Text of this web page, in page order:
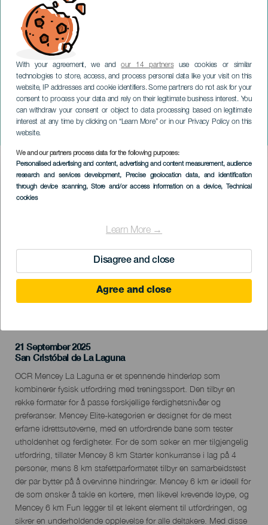
With your agreement, we andour 14 partnersuse cookies or similar
technologies to store, access, and process personal data like your visit on this
website, IP addresses and cookie identifiers. Some partners do not ask for your
consent to process your data and rely on their legitimate business interest. You
can withdraw your consent or object to data processing based on legitimate
interest at any time by clicking on “Learn More” or in our Privacy Policy on this
website.
We and our partners process data for the following purposes:
Personalised advertising and content, advertising and content measurement, audience
research and services development, Precise geolocation data, and identification
through device scanning, Store and/or access information on a device, Technical
cookies
Learn More →
Disagree and close
Agree and close
OCR Mencey La Laguna
TENERIFE
Imagen
Listado
21 September 2025
Localidad
San Cristóbal de La Laguna
Descripción
del
evento
OCR Mencey La Laguna er et spennende hinderløp som
kombinerer fysisk utfordring med treningssport. Den tilbyr en
rekke formater for å passe forskjellige ferdighetsnivåer og
preferanser. Mencey Elite-kategorien er designet for de mest
erfarne idrettsutøverne, med en utfordrende bane som tester
utholdenhet og ferdigheter. For de som søker en mer tilgjengelig
utfordring, tillater Mencey 8 km Starter konkurranse i lag på 4
personer, mens 8 km stafettparformatet tilbyr en samarbeidstest
der par bytter på å overvinne hindringer. Mencey 6 km er ideell for
de som ønsker å takle en kortere, men likevel krevende løype, og
Mencey 6 km Fun legger til et lekent element til utfordringen, og
sikrer en underholdende opplevelse for alle deltakere. Med disse